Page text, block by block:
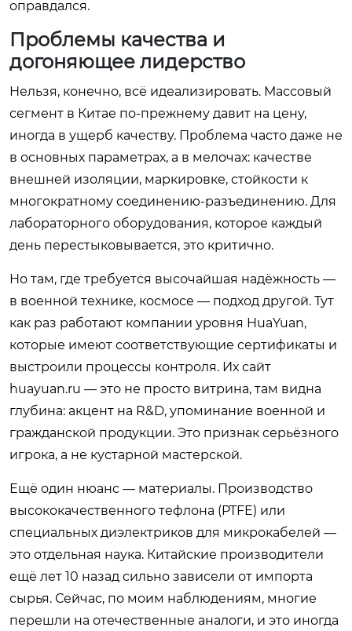
оправдался.
Проблемы качества и
догоняющее лидерство
Нельзя, конечно, всё идеализировать. Массовый
сегмент в Китае по-прежнему давит на цену,
иногда в ущерб качеству. Проблема часто даже не
в основных параметрах, а в мелочах: качестве
внешней изоляции, маркировке, стойкости к
многократному соединению-разъединению. Для
лабораторного оборудования, которое каждый
день перестыковывается, это критично.
Но там, где требуется высочайшая надёжность —
в военной технике, космосе — подход другой. Тут
как раз работают компании уровня HuaYuan,
которые имеют соответствующие сертификаты и
выстроили процессы контроля. Их сайт
huayuan.ru — это не просто витрина, там видна
глубина: акцент на R&D, упоминание военной и
гражданской продукции. Это признак серьёзного
игрока, а не кустарной мастерской.
Ещё один нюанс — материалы. Производство
высококачественного тефлона (PTFE) или
специальных диэлектриков для микрокабелей —
это отдельная наука. Китайские производители
ещё лет 10 назад сильно зависели от импорта
сырья. Сейчас, по моим наблюдениям, многие
перешли на отечественные аналоги, и это иногда